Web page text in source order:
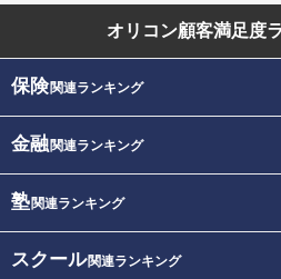
オリコン顧客満足度
保険関連ランキング
金融関連ランキング
塾関連ランキング
スクール関連ランキング